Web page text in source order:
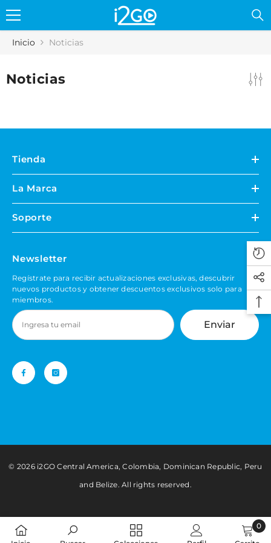
Skip to content
Inicio Noticias
Noticias
Tienda
La Marca
Soporte
Newsletter
Regístrate para recibir actualizaciones exclusivas, descubrir
nuevos productos y obtener descuentos exclusivos solo para
miembros.
Enviar
©️ 2026 i2GO Central America, Colombia, Dominican Republic, Peru
and Belize. All rights reserved.
0
0